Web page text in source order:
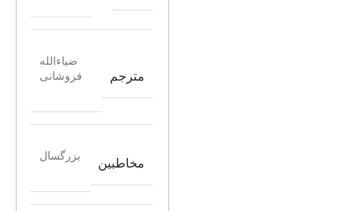
مترجم
ضیاءالله
فروشانی
مخاطبین
بزرگسال